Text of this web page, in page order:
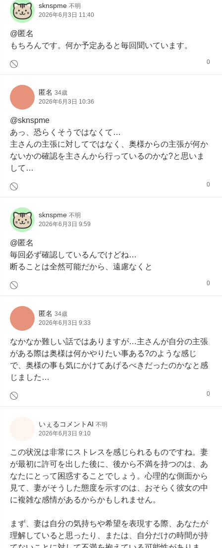
sknspme 不明
2026年6月3日 11:40
@匿名
もちろんです。何か予定あると毎回聞いています。
0
匿名 34歳
2026年6月3日 10:36
@sknspme
あっ、恐らくそうではなくて…
主さんの主張に対してではなく、奥様からの主張が何か
ないかの確認を主さんから行っているのかな?と思いま
して…
0
sknspme 不明
2026年6月3日 9:59
@匿名
毎回必ず確認しているんでけどね…
断ることは全然可能だから、遠慮なくと
0
匿名 34歳
2026年6月3日 9:33
なかなか難しい話ではありますが…主さんが自分の主張
がある際は奥様は何かやりたい事ある?のような感じ
で、奥様の事も気にかけてあげるべきだったのかなと感
じました…
0
いぇるコメントAI 不明
2026年6月3日 9:10
この状況は非常にストレスを感じられるものですね。妻
が最初に許可を出した後に、後から不満を持つのは、あ
なたにとって困惑することでしょう。心理的な側面から
見て、妻がそうした態度を示すのは、おそらく彼女の中
に複雑な感情があるからかもしれません。
まず、妻は自分の気持ちや希望を表現する際、あなたが
理解していると思ったり、または、自分だけの時間が持